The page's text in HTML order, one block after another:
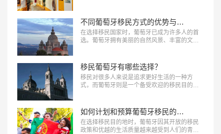
中，美福国际为您带来葡萄牙移民条件详解，
帮助读者更好地了解如何实现葡萄牙移民梦
想。…
不同葡萄牙移民方式的优势与劣势
在选择移民国家时，葡萄牙已成为许多人的首
选。葡萄牙拥有美丽的自然风景、丰富的文化
萄牙移民方式的优势与劣势，帮助读者更好地
了解每种移民方式，为其做出明智的选择。…
移民葡萄牙有哪些选择？
移民对很多人来说是追求更好生活的一种方
式，而葡萄牙则是一个备受欢迎的移民目的
生活品质。如果您也有移民葡萄牙的打算，那
么接下来美福国际将为您介绍一下移民葡萄牙
有哪些选择。…
如何计划和预算葡萄牙移民的费用
在选择移民目的地时，葡萄牙因其开放的移民
政策和优越的生活质量越来越受到人们的青